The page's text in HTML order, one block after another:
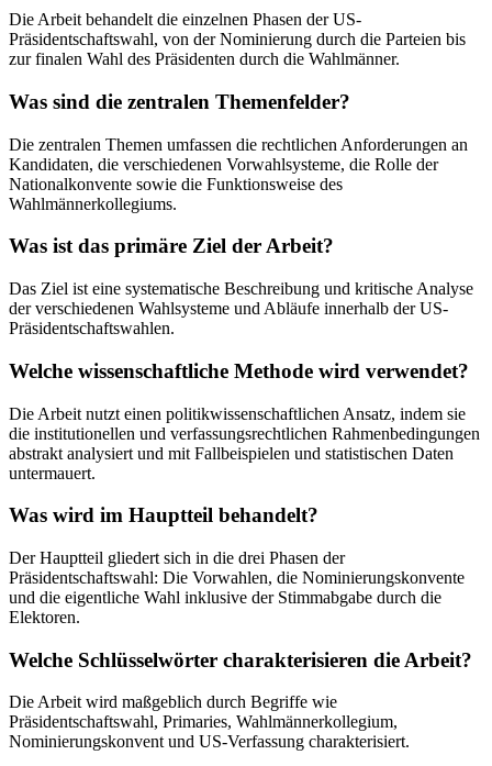
Die Arbeit behandelt die einzelnen Phasen der US-
Präsidentschaftswahl, von der Nominierung durch die Parteien bis
zur finalen Wahl des Präsidenten durch die Wahlmänner.
Was sind die zentralen Themenfelder?
Die zentralen Themen umfassen die rechtlichen Anforderungen an
Kandidaten, die verschiedenen Vorwahlsysteme, die Rolle der
Nationalkonvente sowie die Funktionsweise des
Wahlmännerkollegiums.
Was ist das primäre Ziel der Arbeit?
Das Ziel ist eine systematische Beschreibung und kritische Analyse
der verschiedenen Wahlsysteme und Abläufe innerhalb der US-
Präsidentschaftswahlen.
Welche wissenschaftliche Methode wird verwendet?
Die Arbeit nutzt einen politikwissenschaftlichen Ansatz, indem sie
die institutionellen und verfassungsrechtlichen Rahmenbedingungen
abstrakt analysiert und mit Fallbeispielen und statistischen Daten
untermauert.
Was wird im Hauptteil behandelt?
Der Hauptteil gliedert sich in die drei Phasen der
Präsidentschaftswahl: Die Vorwahlen, die Nominierungskonvente
und die eigentliche Wahl inklusive der Stimmabgabe durch die
Elektoren.
Welche Schlüsselwörter charakterisieren die Arbeit?
Die Arbeit wird maßgeblich durch Begriffe wie
Präsidentschaftswahl, Primaries, Wahlmännerkollegium,
Nominierungskonvent und US-Verfassung charakterisiert.